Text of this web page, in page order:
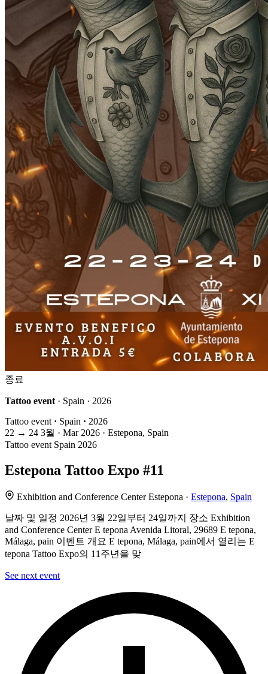
종료
Tattoo event · Spain · 2026
Tattoo event · Spain · 2026
22 → 24 3월 · Mar 2026 · Estepona, Spain
Tattoo event Spain 2026
Estepona Tattoo Expo #11
Exhibition and Conference Center Estepona · Estepona, Spain
날짜 및 일정 2026년 3월 22일부터 24일까지 장소 Exhibition
and Conference Center E tepona Avenida Litoral, 29689 E tepona,
Málaga, pain 이벤트 개요 E tepona, Málaga, pain에서 열리는 E
tepona Tattoo Expo의 11주년을 맞
See next event